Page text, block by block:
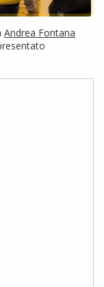
Andrea Fontana